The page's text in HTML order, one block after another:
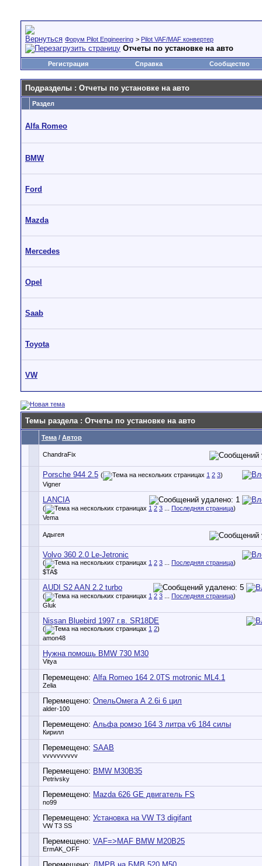
Форум Pilot Engineering > Pilot VAF/MAF конвертер
Отчеты по установке на авто
Регистрация Справка Сообщество
Подразделы : Отчеты по установке на авто
Раздел
Alfa Romeo
BMW
Ford
Mazda
Mercedes
Opel
Saab
Toyota
VW
Темы раздела: Отчеты по установке на авто
Тема / Автор
ChandraFix
Porsche 944 2.5 ( 1 2 3)
Vigner
LANCIA
( 1 2 3 Последняя страница)
Vema
Адыгея
Volvo 360 2.0 Le-Jetronic
( 1 2 3 Последняя страница)
$TA$
AUDI S2 AAN 2.2 turbo
( 1 2 3 Последняя страница)
Gluk
Nissan Bluebird 1997 г.в. SR18DE
( 1 2)
amon48
Нужна помощь BMW 730 M30
Vitya
Перемещено: Alfa Romeo 164 2.0TS motronic ML4.1
Zelia
Перемещено: ОпельОмега А 2.6i 6 цил
alder-100
Перемещено: Альфа ромэо 164 3 литра v6 184 силы
Кирилл
Перемещено: SAAB
vvvvvvvvvv
Перемещено: BMW M30B35
Petrivsky
Перемещено: Mazda 626 GE двигатель FS
no99
Перемещено: Установка на VW T3 digifant
VW T3 SS
Перемещено: VAF=>MAF BMW M20B25
ErmAK_OFF